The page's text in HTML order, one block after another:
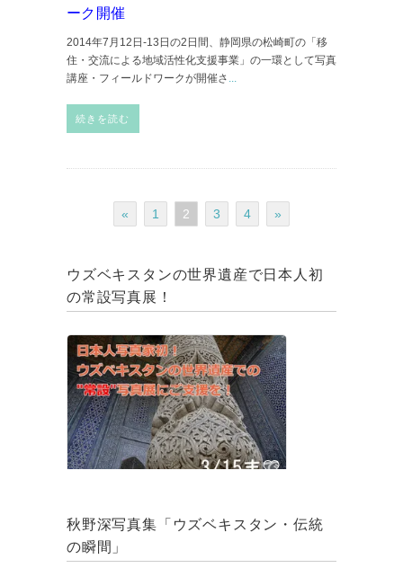
ーク開催
2014年7月12日-13日の2日間、静岡県の松崎町の「移
住・交流による地域活性化支援事業」の一環として写真
講座・フィールドワークが開催さ ...
続きを読む
« 1 2 3 4 »
ウズベキスタンの世界遺産で日本人初
の常設写真展！
秋野深写真集「ウズベキスタン・伝統
の瞬間」